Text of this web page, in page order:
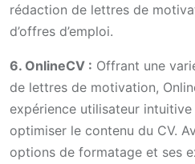
rédaction de lettres de
d’offres d’emploi.
6. OnlineCV : Offrant une
de lettres de motivation,
expérience utilisateur
optimiser le contenu du CV.
options de formatage et ses